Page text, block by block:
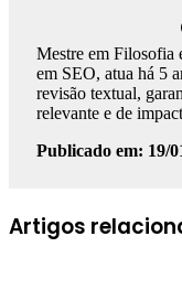
Mestre em Filosofia
em SEO, atua há 5
revisão textual,
relevante e de
Publicado em: 19/
Facebook
Linkedin
WhatsApp
Telegram
Artigos